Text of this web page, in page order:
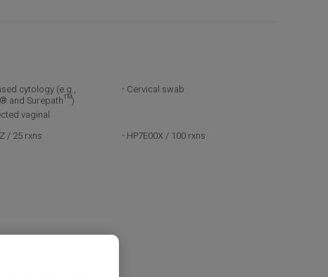
cytology (e.g.,
and Surepath™)
Cervical swab
vaginal
/ 25 rxns HP7E00X / 100 rxns